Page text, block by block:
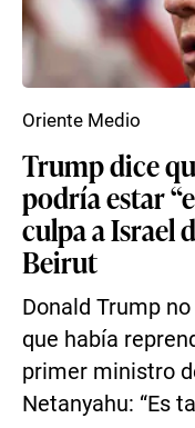
Trump dice
podría estar
culpa a Israel
Beirut
Donald Trump
que había
primer ministro
Netanyahu: “Es
Oriente Medio